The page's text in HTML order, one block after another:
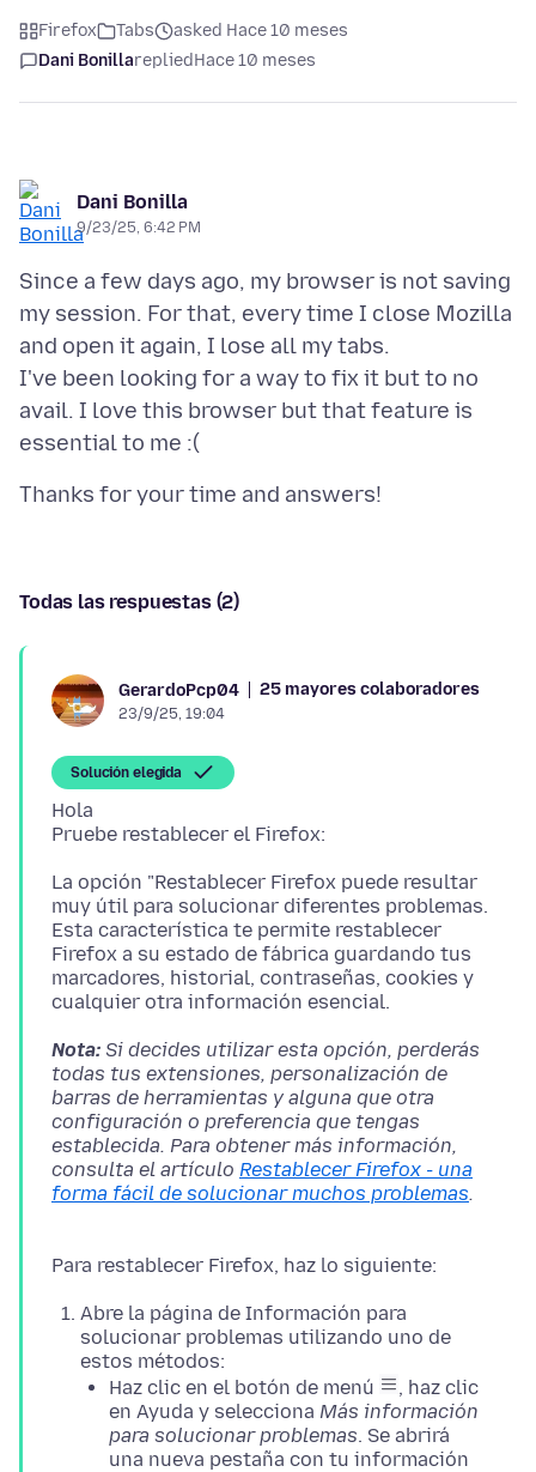
Firefox Tabs
asked Hace 10 meses
Dani BonillarepliedHace 10 meses
Dani Bonilla
9/23/25, 6:42 PM
Since a few days ago, my browser is not saving
my session. For that, every time I close Mozilla
and open it again, I lose all my tabs.
I've been looking for a way to fix it but to no
avail. I love this browser but that feature is
Todas las respuestas (2)
GerardoPcp04 25 mayores colaboradores
23/9/25, 19:04
Solución elegida
Hola
La opción "Restablecer Firefox puede resultar
muy útil para solucionar diferentes problemas.
Esta característica te permite restablecer
Firefox a su estado de fábrica guardando tus
marcadores, historial, contraseñas, cookies y
Nota: Si decides utilizar esta opción, perderás
todas tus extensiones, personalización de
barras de herramientas y alguna que otra
configuración o preferencia que tengas
establecida. Para obtener más información,
consulta el artículo Restablecer Firefox - una
forma fácil de solucionar muchos problemas
Abre la página de Información para
solucionar problemas utilizando uno de
estos métodos:
Haz clic en el botón de menú
, haz clic
en Ayuda y selecciona Más información
para solucionar problemas. Se abrirá
una nueva pestaña con tu información